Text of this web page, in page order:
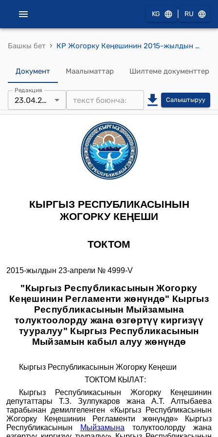
KG RU
Башкы бет › КР Жогорку Кеңешинин 2015-жылдын 23-апрелиндеги № 4999-V "Кыргыз Республикасынын Жогорку Кеңешинин Регламент жөнүндө" Кыргыз Республикасынын Мыйзамына толуктоолорду жана өзгөртүү киргизүү тууралуу" Кыргыз Республикасынын Мынзамын кабыл алуу жөнүндө" токтому
Документ Маалыматтар Шилтеме документтер
Редакция
23.04.2015 Салыштыруу